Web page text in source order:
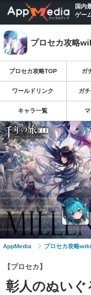
国内
ゲー
プロセカ攻略
プロセカ攻略TOP ガ
ワールドリンク ガ
キャラ一覧
AppMedia プロセカ攻略wiki
【プロセカ】
彰人のぬいぐ